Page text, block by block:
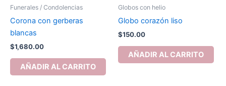
Funerales / Condolencias
Corona con gerberas
blancas
$1,680.00
AÑADIR AL CARRITO
Globos con helio
Globo corazón liso
$150.00
AÑADIR AL CARRITO